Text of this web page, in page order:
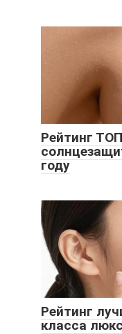
Рейтинг
году
Рейтинг
класса